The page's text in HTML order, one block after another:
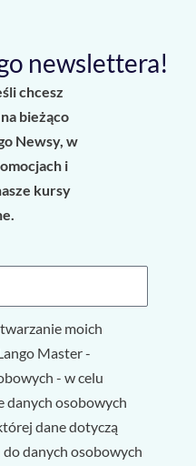
newslettera!
chcesz
bieżąco
Newsy, w
i
kursy
moich
Master -
- w celu
danych osobowych
dane dotyczą
danych osobowych